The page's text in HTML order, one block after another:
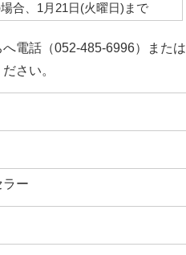
合、1月21日(火曜日)まで
電話（052-485-6996）または
さい。
ラー